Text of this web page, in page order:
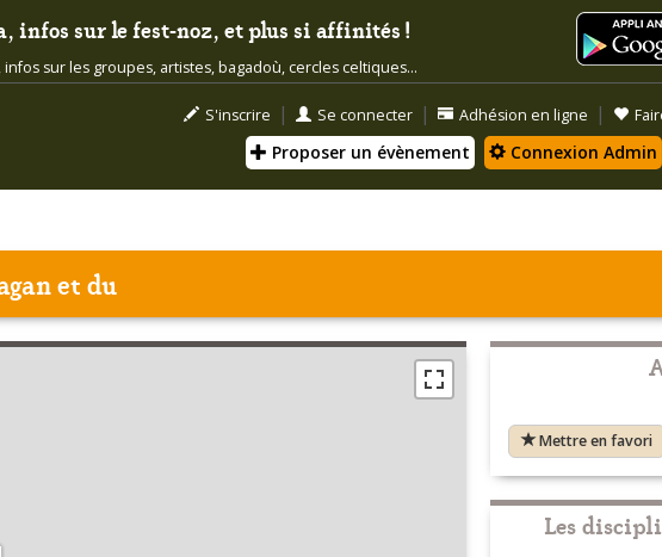
infos sur le fest-noz, et plus si affinités !
sur les groupes, artistes, bagadoù, cercles celtiques...
S'inscrire | Se connecter | Adhésion en ligne |
Proposer un évènement Connexion Admin
et du
Mettre en favori
Les